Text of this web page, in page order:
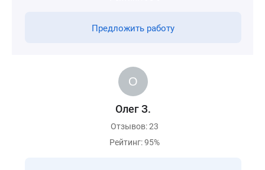
Предложить работу
Олег З.
Отзывов: 23
Рейтинг: 95%